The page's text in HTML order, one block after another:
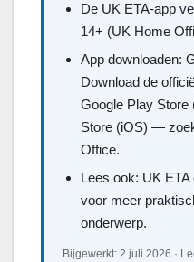
De UK ETA-app
14+ (UK Home
App downloaden:
Download de
Google Play Store
Store (iOS) —
Office.
Lees ook: UK ETA
voor meer
onderwerp.
Bijgewerkt: 2 juli 2026 ·